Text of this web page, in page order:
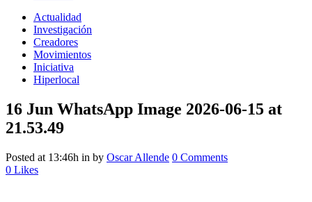
Actualidad
Investigación
Creadores
Movimientos
Iniciativa
Hiperlocal
16 Jun WhatsApp Image 2026-06-15 at
21.53.49
Posted at 13:46h in by Oscar Allende 0 Comments
0 Likes